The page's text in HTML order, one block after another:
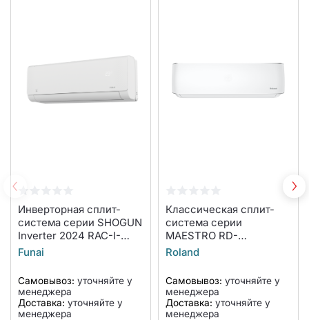
Инверторная сплит-
система серии SHOGUN
Inverter 2024 RAC-I-
SG30HP.D02 (комплект)
Funai
Самовывоз: уточняйте у
менеджера
Доставка: уточняйте у
менеджера
Классическая сплит-
система серии
MAESTRO RD-
MS12HSS/R1 (комплект)
Roland
Самовывоз: уточняйте у
менеджера
Доставка: уточняйте у
менеджера